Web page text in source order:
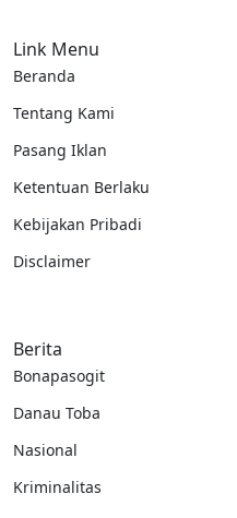
Link Menu
Beranda
Tentang Kami
Pasang Iklan
Ketentuan Berlaku
Kebijakan Pribadi
Disclaimer
Berita
Bonapasogit
Danau Toba
Nasional
Kriminalitas